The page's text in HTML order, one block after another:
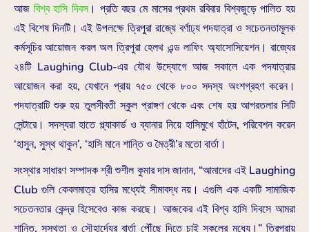
আজ বিশ্ব হাসি দিবস। প্রতি বছর মে মাসের প্রথম রবিবার বিশ্বজুড়ে পালিত হয়
এই বিশেষ দিনটি। এই উপলক্ষে ত্রিপুরা রাজ্যে বর্ণাঢ্য পদযাত্রা ও সচেতনতামূলক
কর্মসূচির আয়োজন করল অল ত্রিপুরা হেলথ এন্ড লাফিং অ্যাসোসিয়েশন। রাজ্যের
২৪টি Laughing Club-এর যৌথ উদ্যোগে আজ সকালে এক পদযাত্রার
আয়োজন করা হয়, যেখানে প্রায় ৭৫০ থেকে ৮০০ সদস্য অংশগ্রহণ করেন।
পদযাত্রাটি শুরু হয় তুলসীবতী স্কুল প্রাঙ্গণ থেকে এবং শেষ হয় আগরতলার সিটি
সেন্টারে। সদস্যরা হাতে প্ল্যাকার্ড ও ব্যানার নিয়ে হাসিমুখে হাঁটেন, পরিবেশন করেন
‘হাসুন, সুস্থ থাকুন’, ‘হাসি মানে শান্তি ও মৈত্রী’র মতো বার্তা।
সংস্থার সাধারণ সম্পাদক শ্রী শুশীল কুমার দাস জানান, “আমাদের এই Laughing
Club গুলি কেবলমাত্র হাসির মধ্যেই সীমাবদ্ধ নয়। এগুলি এক একটি সামাজিক
সচেতনতার কেন্দ্র হিসেবেও কাজ করছে। আজকের এই বিশ্ব হাসি দিবসে আমরা
শান্তি, সুস্থতা ও সৌহার্দ্যের বার্তা পৌঁছে দিতে চাই সকলের মধ্যে।” ত্রিপুরায়